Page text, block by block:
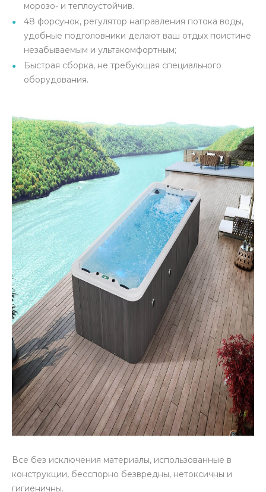
морозо- и теплоустойчив.
48 форсунок, регулятор направления потока воды,
удобные подголовники делают ваш отдых поистине
незабываемым и ультакомфортным;
Быстрая сборка, не требующая специального
оборудования.
Все без исключения материалы, использованные в
конструкции, бесспорно безвредны, нетоксичны и
гигиеничны.